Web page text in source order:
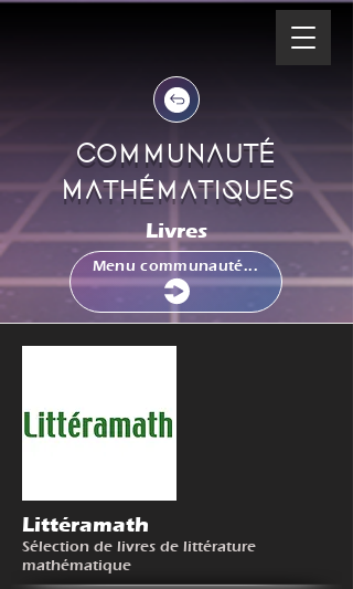
Communauté
Mathématiques
Livres
Littéramath
Sélection de livres de littérature
mathématique
Menu communauté...